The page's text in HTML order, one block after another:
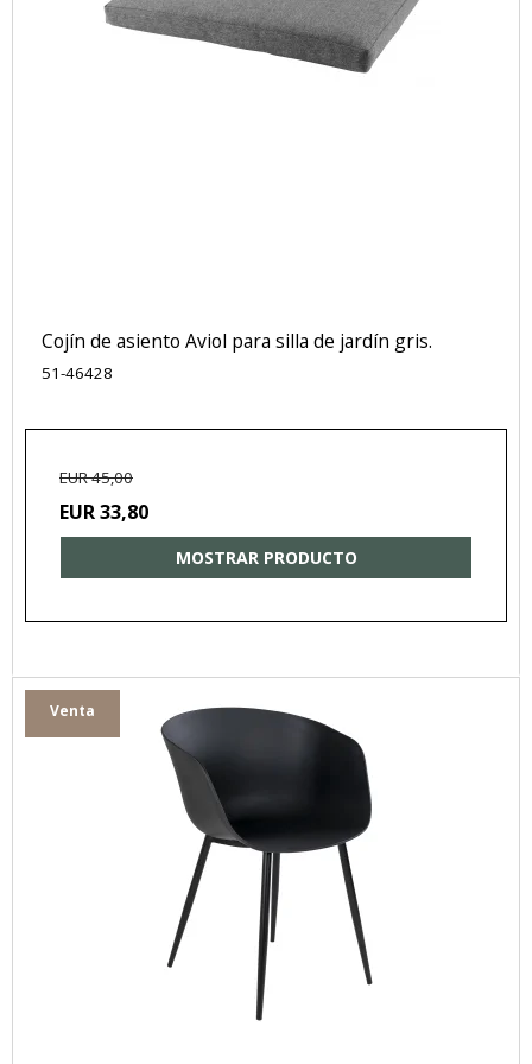
Cojín de asiento Aviol para silla de jardín gris.
51-46428
EUR 45,00
EUR 33,80
MOSTRAR PRODUCTO
Venta